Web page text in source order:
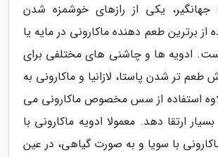
یکی از رازهای خوشمزه شدن
از برترین طعم دهنده ماکارونی در مایه یا
ادویه ها و چاشنی های مختلفی برای
تر شدن پاستا، لازانیا و ماکارونی به
استفاده از سس مخصوص ماکارونی می
ارتقا دهد. معمولا ادویه ماکارونی با
با سویا و به صورت گیاهی، در عین